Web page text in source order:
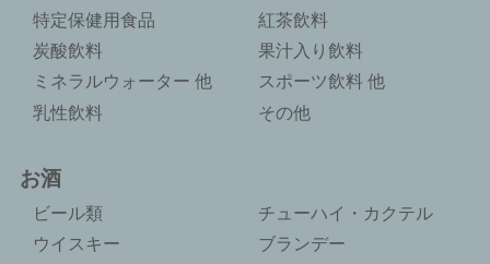
特定保健用食品
紅茶飲料
炭酸飲料
果汁入り飲料
ミネラルウォーター 他
スポーツ飲料 他
乳性飲料
その他
お酒
ビール類
チューハイ・カクテル
ウイスキー
ブランデー